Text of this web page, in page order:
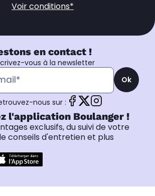
Voir conditions*
en contact !
vous à la newsletter
Ok
nous sur :
l'application Boulanger !
exclusifs, du suivi de votre
conseils d'entretien et plus